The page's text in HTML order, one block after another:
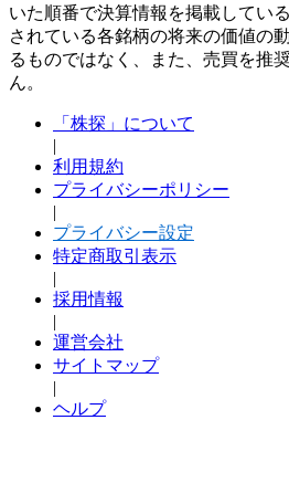
いた順番で決算情報を掲載してい
されている各銘柄の将来の価値の
るものではなく、また、売買を推
ん。
「株探」について
|
利用規約
プライバシーポリシー
|
プライバシー設定
特定商取引表示
|
採用情報
|
運営会社
サイトマップ
|
ヘルプ